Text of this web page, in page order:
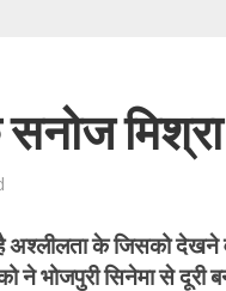
सनोज
है अश्लीलता के जिसको
ने भोजपुरी सिनेमा से दूरी